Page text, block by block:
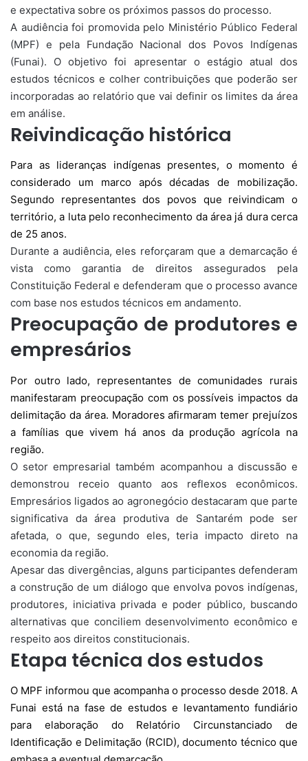
e expectativa sobre os próximos passos do processo.
A audiência foi promovida pelo Ministério Público Federal
(MPF) e pela Fundação Nacional dos Povos Indígenas
(Funai). O objetivo foi apresentar o estágio atual dos
estudos técnicos e colher contribuições que poderão ser
incorporadas ao relatório que vai definir os limites da área
em análise.
Reivindicação histórica
Para as lideranças indígenas presentes, o momento é
considerado um marco após décadas de mobilização.
Segundo representantes dos povos que reivindicam o
território, a luta pelo reconhecimento da área já dura cerca
de 25 anos.
Durante a audiência, eles reforçaram que a demarcação é
vista como garantia de direitos assegurados pela
Constituição Federal e defenderam que o processo avance
com base nos estudos técnicos em andamento.
Preocupação de produtores e
empresários
Por outro lado, representantes de comunidades rurais
manifestaram preocupação com os possíveis impactos da
delimitação da área. Moradores afirmaram temer prejuízos
a famílias que vivem há anos da produção agrícola na
região.
O setor empresarial também acompanhou a discussão e
demonstrou receio quanto aos reflexos econômicos.
Empresários ligados ao agronegócio destacaram que parte
significativa da área produtiva de Santarém pode ser
afetada, o que, segundo eles, teria impacto direto na
economia da região.
Apesar das divergências, alguns participantes defenderam
a construção de um diálogo que envolva povos indígenas,
produtores, iniciativa privada e poder público, buscando
alternativas que conciliem desenvolvimento econômico e
respeito aos direitos constitucionais.
Etapa técnica dos estudos
O MPF informou que acompanha o processo desde 2018. A
Funai está na fase de estudos e levantamento fundiário
para elaboração do Relatório Circunstanciado de
Identificação e Delimitação (RCID), documento técnico que